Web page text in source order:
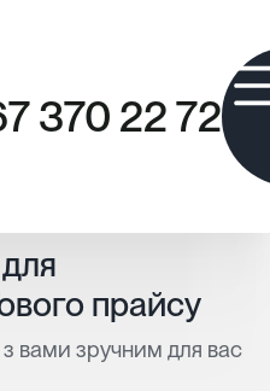
370 22 72
прайсу
вами зручним для вас